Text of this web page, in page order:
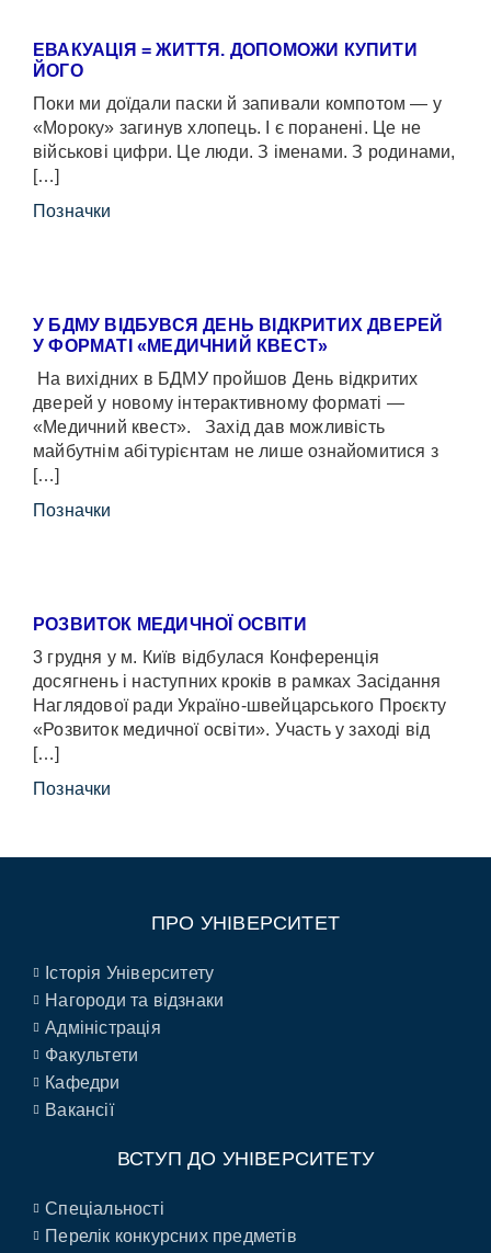
ЕВАКУАЦІЯ = ЖИТТЯ. ДОПОМОЖИ КУПИТИ
ЙОГО
Поки ми доїдали паски й запивали компотом — у
«Мороку» загинув хлопець. І є поранені. Це не
військові цифри. Це люди. З іменами. З родинами,
[…]
Позначки
У БДМУ ВІДБУВСЯ ДЕНЬ ВІДКРИТИХ ДВЕРЕЙ
У ФОРМАТІ «МЕДИЧНИЙ КВЕСТ»
На вихідних в БДМУ пройшов День відкритих
дверей у новому інтерактивному форматі —
«Медичний квест». Захід дав можливість
майбутнім абітурієнтам не лише ознайомитися з
[…]
Позначки
РОЗВИТОК МЕДИЧНОЇ ОСВІТИ
3 грудня у м. Київ відбулася Конференція
досягнень і наступних кроків в рамках Засідання
Наглядової ради Україно-швейцарського Проєкту
«Розвиток медичної освіти». Участь у заході від
[…]
Позначки
ПРО УНІВЕРСИТЕТ
Історія Університету
Нагороди та відзнаки
Адміністрація
Факультети
Кафедри
Вакансії
ВСТУП ДО УНІВЕРСИТЕТУ
Спеціальності
Перелік конкурсних предметів